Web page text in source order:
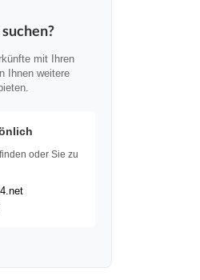
mit Ihren
Ihnen weitere
oder Sie zu